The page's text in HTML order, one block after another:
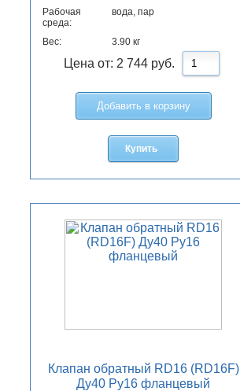
Рабочая
среда:
вода, пар
Вес: 3.90 кг
Цена от: 2 744 руб.
Добавить в корзину
Купить
Клапан обратный RD16 (RD16F)
Ду40 Ру16 фланцевый